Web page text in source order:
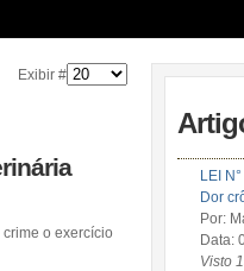
Exibir #
o exercício
LEI
Dor
Por:
Data:
Visto